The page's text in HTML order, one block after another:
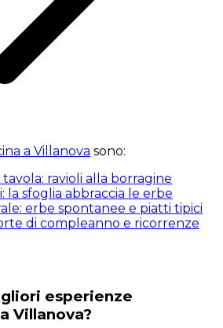
a Villanova sono:
ravioli alla borragine
la sfoglia abbraccia le erbe
erbe spontanee e piatti tipici
di compleanno e ricorrenze
esperienze
Villanova?